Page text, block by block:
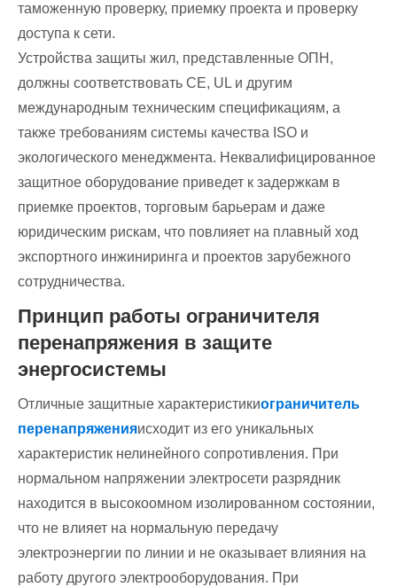
таможенную проверку, приемку проекта и проверку
доступа к сети.
Устройства защиты жил, представленные ОПН,
должны соответствовать CE, UL и другим
международным техническим спецификациям, а
также требованиям системы качества ISO и
экологического менеджмента. Неквалифицированное
защитное оборудование приведет к задержкам в
приемке проектов, торговым барьерам и даже
юридическим рискам, что повлияет на плавный ход
экспортного инжиниринга и проектов зарубежного
сотрудничества.
Принцип работы ограничителя
перенапряжения в защите
энергосистемы
Отличные защитные характеристикиограничитель
перенапряженияисходит из его уникальных
характеристик нелинейного сопротивления. При
нормальном напряжении электросети разрядник
находится в высокоомном изолированном состоянии,
что не влияет на нормальную передачу
электроэнергии по линии и не оказывает влияния на
работу другого электрооборудования. При